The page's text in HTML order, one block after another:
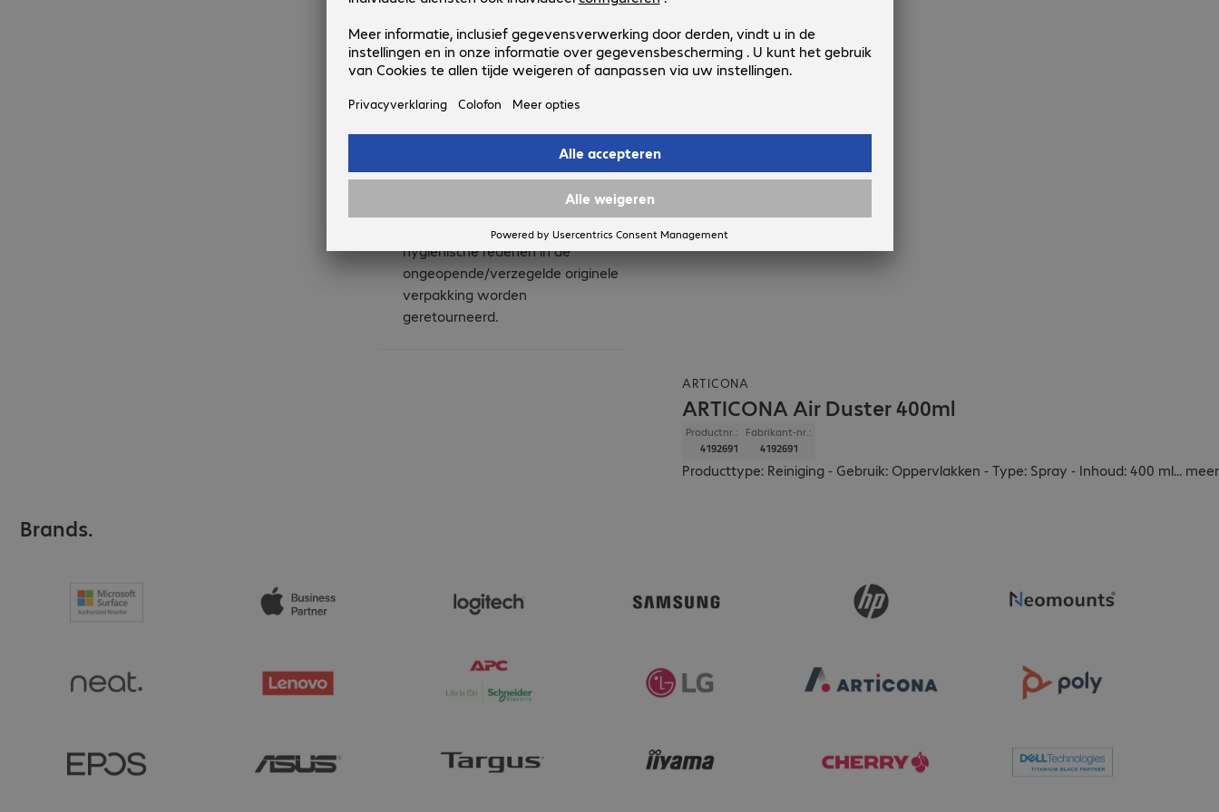
ARTICONA
ARTICONA Air Duster 400ml
Productnr.:
4192691
Fabrikant-nr.:
4192691
Producttype: Reiniging - Gebruik: Oppervlakken - Type: Spray - Inhoud: 400 ml... meer
100+ artikelen op voorraad.
licentieproducten en B-goederen
kunnen niet worden
producten moeten om
hygiënische redenen in de
ongeopende/verzegelde originele
verpakking worden
geretourneerd.
Brands.